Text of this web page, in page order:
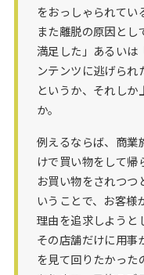
をおっしゃられてい
また離脱の原因とし
満足した」あるいは
ンテンツに逃げられ
というか、それしか
か。
例えるならば、商業
けで買い物をして帰
お買い物をされつつ
いうことで、お客様
理由を追求しようと
その店舗だけに用事
を見て回りたかった